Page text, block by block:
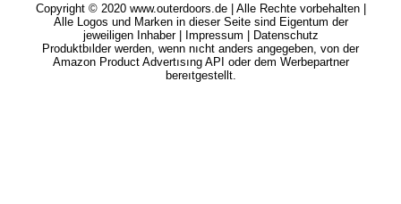
Copyright © 2020 www.outerdoors.de | Alle Rechte vorbehalten |
Alle Logos und Marken in dieser Seite sind Eigentum der
jeweiligen Inhaber |
Impressum
Datenschutz
Produktbılder werden, wenn nıcht anders angegeben, von der
Amazon Product Advertısıng API oder dem Werbepartner
bereıtgestellt.